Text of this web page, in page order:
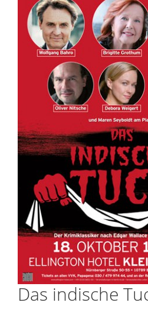
Das indische